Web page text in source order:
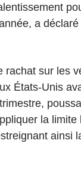
a
rachat sur les
États-Unis
la limite
ainsi